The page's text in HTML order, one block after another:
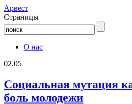
Aрвест
Страницы
О нас
02.05
Социальная мутация
боль молодежи